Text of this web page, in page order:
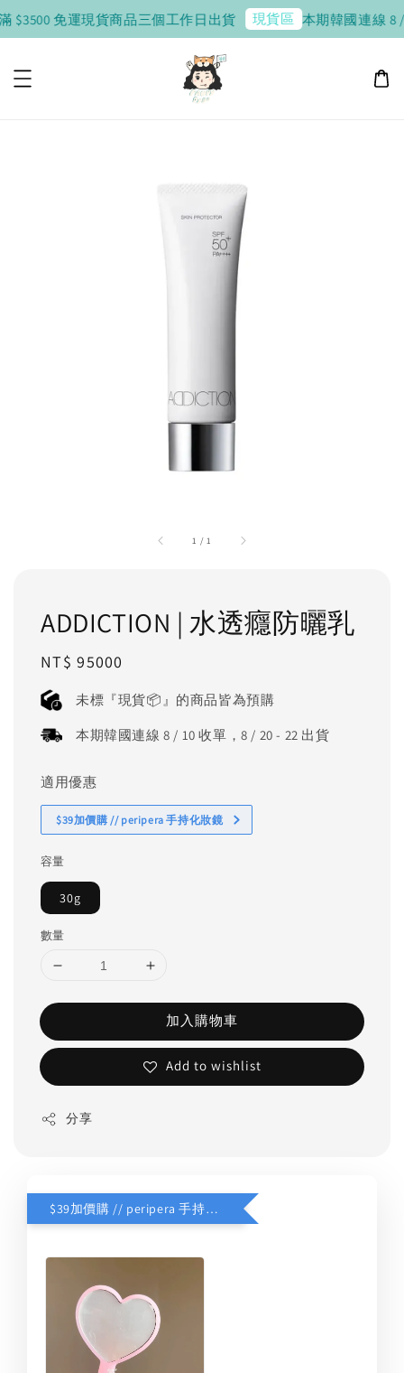
$3500 免運現貨商品三個工作日出貨 現貨區 本期韓國連線 8
1 / 1
ADDICTION | 水透癮防曬乳
Regular
price
NT$ 95000
未標『現貨📦』的商品皆為預購
本期韓國連線 8 / 10 收單，8 / 20 - 22 出貨
適用優惠
$39加價購 // peripera 手持化妝鏡
容量
30g
數量
加入購物車
Add to wishlist
分享
$39加價購 // peripera 手持化妝鏡